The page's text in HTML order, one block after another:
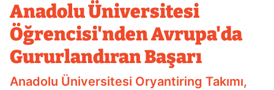
Anadolu Üniversitesi
Öğrencisi'nden Avrupa'da
Gururlandıran Başarı
Anadolu Üniversitesi Oryantiring Takımı,